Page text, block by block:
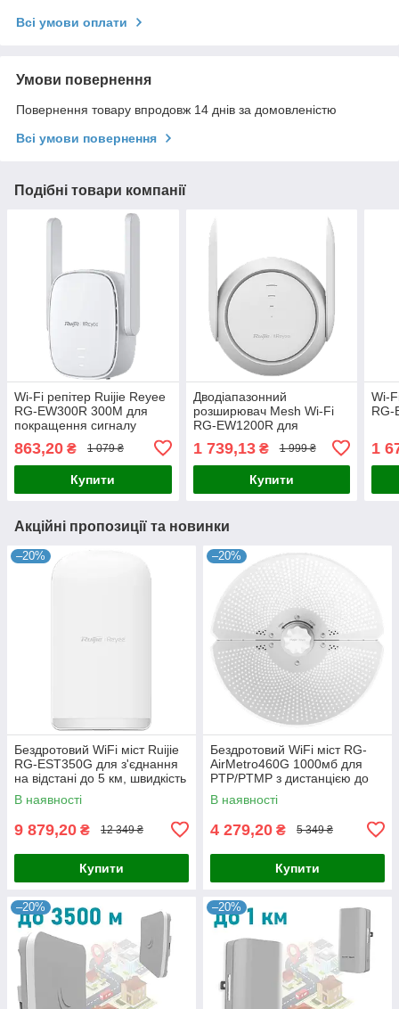
Всі умови оплати
Умови повернення
Повернення товару впродовж 14 днів за домовленістю
Всі умови повернення
Подібні товари компанії
Wi-Fi репітер Ruijie Reyee
RG-EW300R 300M для
покращення сигналу
підсиленням в 2 рази та
простим підключенням
863,20 ₴ 1 079 ₴
Купити
Дводіапазонний
розширювач Mesh Wi-Fi
RG-EW1200R для
стабільного з'єднання по
всьому дому з
вбудованими
підсилювачами сигналу і
1 739,13₴ 1 999 ₴
Купити
Wi-
RG-
1
Акційні пропозиції та новинки
–20%
Бездротовий WiFi міст Ruijie
RG-EST350G для з'єднання
на відстані до 5 км, швидкість
до 867 Мбіт/с, підключення 3
порти, посилення
В наявності
9 879,20 ₴ 12 349 ₴
Купити
–20%
Бездротовий WiFi міст RG-
AirMetro460G 1000мб для
PTP/PTMP з дистанцією до
15 км, 5 ГГц, 867 Мбіт/с,
IP65, PoE, -40℃ до +70℃
В наявності
4 279,20 ₴ 5 349 ₴
Купити
–20% –20%